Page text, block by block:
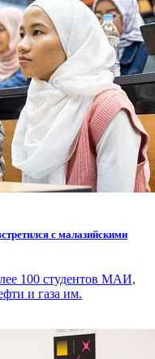
с малазийскими
100 студентов МАИ,
и газа им.